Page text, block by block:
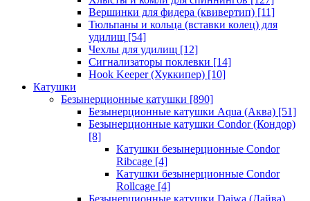
Вершинки для фидера (квивертип) [11]
Тюльпаны и кольца (вставки колец) для
удилищ [54]
Чехлы для удилищ [12]
Сигнализаторы поклевки [14]
Hook Keeper (Хуккипер) [10]
Катушки
Безынерционные катушки [890]
Безынерционные катушки Aqua (Аква) [51]
Безынерционные катушки Condor (Кондор)
[8]
Катушки безынерционные Condor
Ribcage [4]
Катушки безынерционные Condor
Rollcage [4]